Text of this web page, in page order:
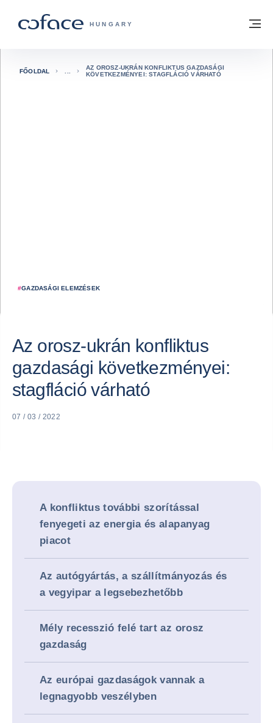
COFACE FOR TRADE - A COFACE
HUNGARY
Vissza a főoldalra
#GAZDASÁGI ELEMZÉSEK
FŐOLDAL
AZ OROSZ-UKRÁN KONFLIKTUS GAZDASÁGI
KÖVETKEZMÉNYEI: STAGFLÁCIÓ VÁRHATÓ
Az orosz-ukrán konfliktus
gazdasági következményei:
stagfláció várható
07 / 03 / 2022
A konfliktus további szorítással
fenyegeti az energia és alapanyag
piacot
Az autógyártás, a szállítmányozás és
a vegyipar a legsebezhetőbb
Mély recesszió felé tart az orosz
gazdaság
Az európai gazdaságok vannak a
legnagyobb veszélyben